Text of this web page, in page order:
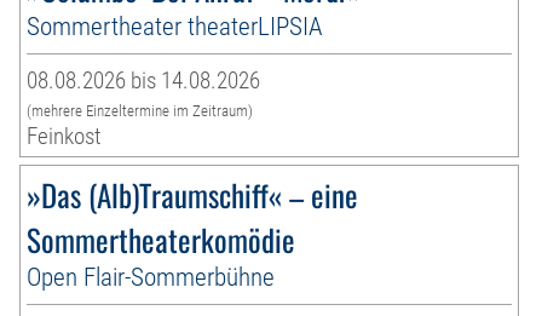
Sommertheater theaterLIPSIA
08.08.2026 bis 14.08.2026
(mehrere Einzeltermine im Zeitraum)
Feinkost
»Das (Alb)Traumschiff« – eine
Sommertheaterkomödie
Open Flair-Sommerbühne